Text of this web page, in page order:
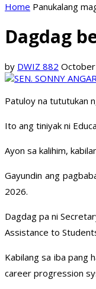
Home Panukalang
Dagdag
by DWIZ 882
Patuloy na tututukan
Ito ang tiniyak ni
Ayon sa kalihim,
Gayundin ang
2026.
Dagdag pa ni
Assistance to
Kabilang sa iba pang
career progression